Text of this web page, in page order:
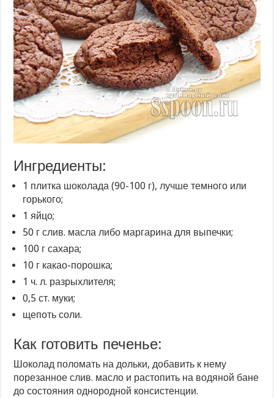
Ингредиенты:
1 плитка шоколада (90-100 г), лучше темного или
горького;
1 яйцо;
50 г слив. масла либо маргарина для выпечки;
100 г сахара;
10 г какао-порошка;
1 ч. л. разрыхлителя;
0,5 ст. муки;
щепоть соли.
Как готовить печенье:
Шоколад поломать на дольки, добавить к нему
порезанное слив. масло и растопить на водяной бане
до состояния однородной консистенции.